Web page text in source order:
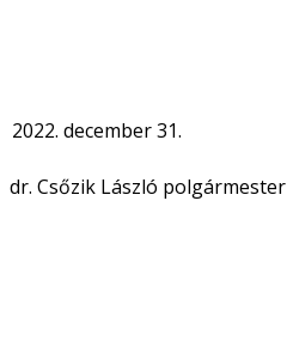
december 31.
László polgármester